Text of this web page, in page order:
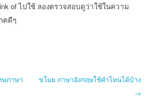
of ไปใช้ ลองตรวจสอบดูว่าใช้ในความ
ตดีๆ
ษภาษา
ขโมย ภาษาอังกฤษใช้คำไหนได้บ้าง
→